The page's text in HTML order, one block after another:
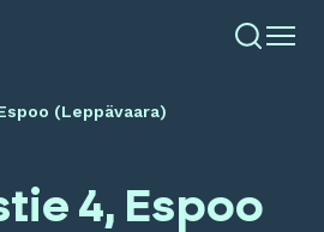
(Leppävaara)
4, Espoo